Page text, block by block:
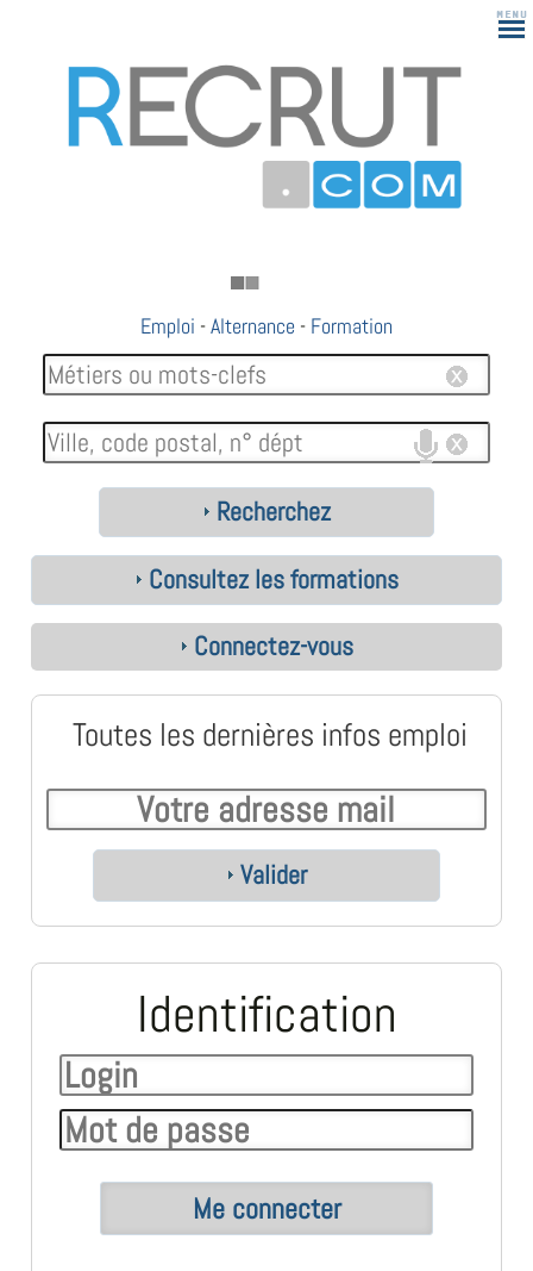
Emploi -Alternance - Formation
Recherchez
Consultez les formations
Connectez-vous
Toutes les dernières infos emploi
Valider
Identification